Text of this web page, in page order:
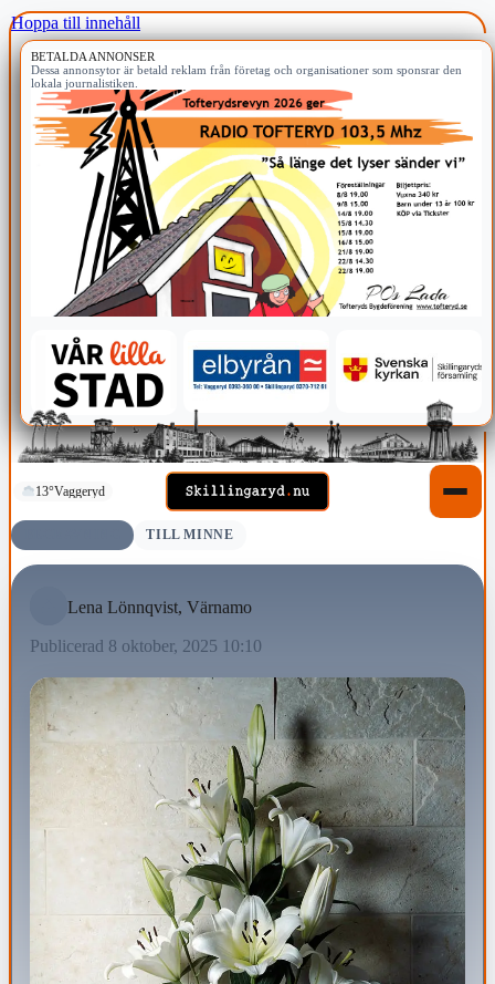
Hoppa till innehåll
BETALDA ANNONSER
Dessa annonsytor är betald reklam från företag och organisationer som sponsrar den
lokala journalistiken.
13°Vaggeryd
TILL MINNE
Lena Lönnqvist, Värnamo
Publicerad 8 oktober, 2025 10:10